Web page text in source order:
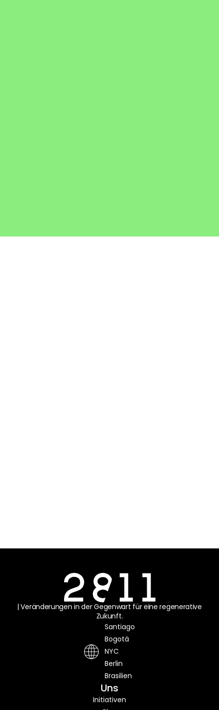
| Veränderungen in der Gegenwart für eine regenerative
Zukunft.
Santiago
Bogotá
NYC
Berlin
Brasilien
Uns
Initiativen